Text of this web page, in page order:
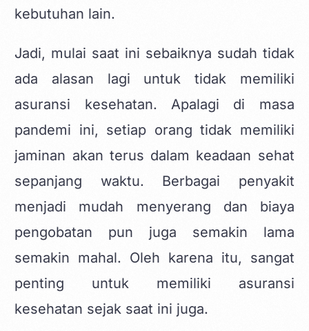
kebutuhan lain.
Jadi, mulai saat ini sebaiknya sudah tidak
ada alasan lagi untuk tidak memiliki
asuransi kesehatan. Apalagi di masa
pandemi ini, setiap orang tidak memiliki
jaminan akan terus dalam keadaan sehat
sepanjang waktu. Berbagai penyakit
menjadi mudah menyerang dan biaya
pengobatan pun juga semakin lama
semakin mahal. Oleh karena itu, sangat
penting untuk memiliki asuransi
kesehatan sejak saat ini juga.